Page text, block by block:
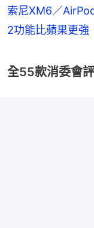
索尼XM6／
2功能比蘋果更強
全55款消委會